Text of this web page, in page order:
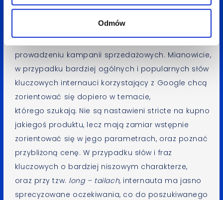
Odmów
Mamy swoją teorię, która może posłużyć
do interpretacji tego zjawiska. Jest ona oparta
na doświadczeniach zdobywanych przy
prowadzeniu kampanii sprzedażowych. Mianowicie,
w przypadku bardziej ogólnych i popularnych słów
kluczowych internauci korzystający z Google chcą
zorientować się dopiero w temacie,
którego szukają. Nie są nastawieni stricte na kupno
jakiegoś produktu, lecz mają zamiar wstępnie
zorientować się w jego parametrach, oraz poznać
przybliżoną cenę. W przypadku słów i fraz
kluczowych o bardziej niszowym charakterze,
oraz przy tzw. long – tailach, internauta ma jasno
sprecyzowane oczekiwania, co do poszukiwanego